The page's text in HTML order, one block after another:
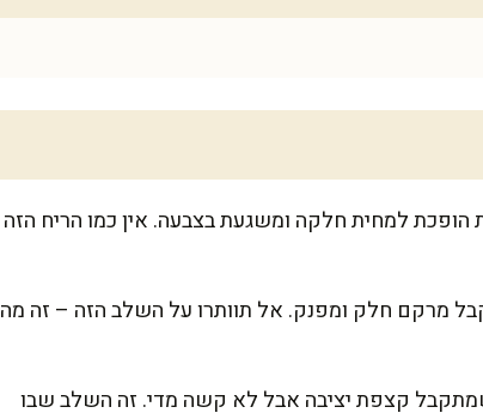
הופכת למחית חלקה ומשגעת בצבעה. אין כמו הריח הזה
מרקם חלק ומפנק. אל תוותרו על השלב הזה – זה מה
קצפת יציבה אבל לא קשה מדי. זה השלב שבו